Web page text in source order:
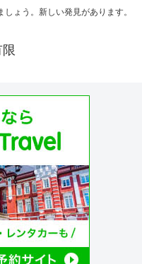
ょう。新しい発見があります。